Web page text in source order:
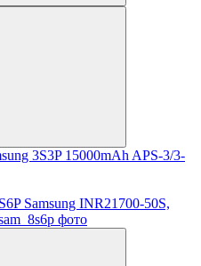
3S3P 15000mAh APS-3/3-